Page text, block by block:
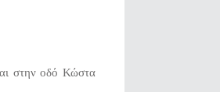
στην οδό Κώστα